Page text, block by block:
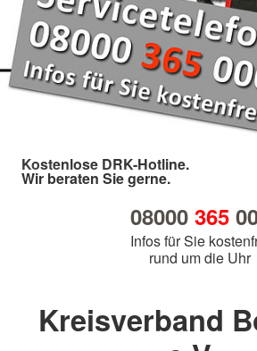
Kostenlose DRK-Hotline.
Wir beraten Sie gerne.
08000 365
Infos für Sie
rund um die Uhr
Kreisverband